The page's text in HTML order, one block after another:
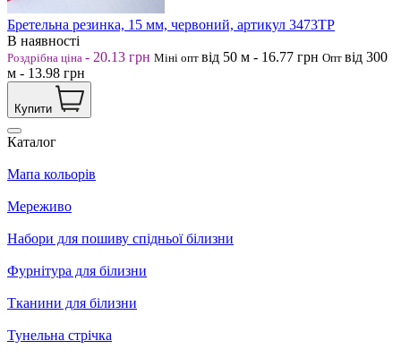
Бретельна резинка, 15 мм, червоний, артикул 3473ТР
В наявності
Роздрібна ціна - 20.13 грн Міні опт від 50 м - 16.77 грн Опт від 300
м - 13.98 грн
Купити
Каталог
Мапа кольорів
Мереживо
Набори для пошиву спідньої білизни
Фурнітура для білизни
Тканини для білизни
Тунельна стрічка